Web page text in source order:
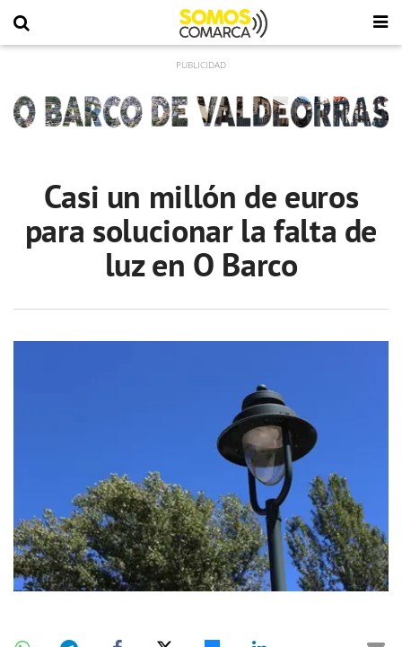
Casi un millón de euros
para solucionar la falta de
luz en O Barco